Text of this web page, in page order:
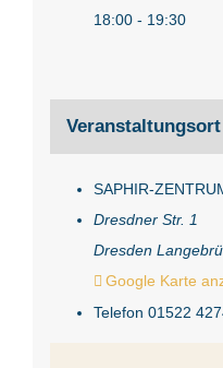
18:00 - 19:30
Veranstaltungsort
SAPHIR-
Dresdner Str. 1
Dresden
Google Karte
Telefon 01522